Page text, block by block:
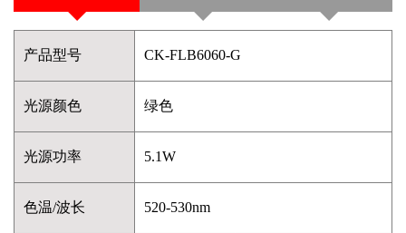
产品型号 CK-FLB6060-G
光源颜色 绿色
光源功率 5.1W
色温/波长 520-530nm